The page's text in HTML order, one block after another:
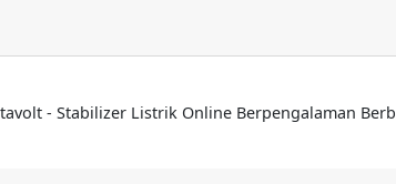
- Stabilizer Listrik Online Berpengalaman